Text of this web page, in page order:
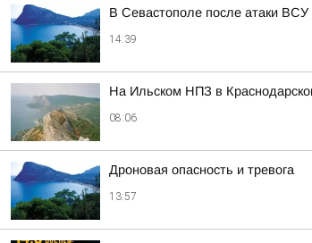
В Севастополе после атаки
14:39
На Ильском НПЗ в
08:06
Дроновая опасность и тревога
13:57